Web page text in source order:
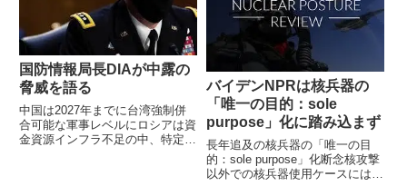
国防情報局長DIAが中露の
脅威を語る
中国は2027年までに台湾強制併
合可能な軍事レベルにロシアは資
金資源インフラ不足の中、特定分
バイデンNPRは核兵器の
「唯一の目的：sole
purpose」化に踏み込まず
長年追及の核兵器の「唯一の目
的：sole purpose」化断念核攻撃
以外での核兵器使用ケースには言